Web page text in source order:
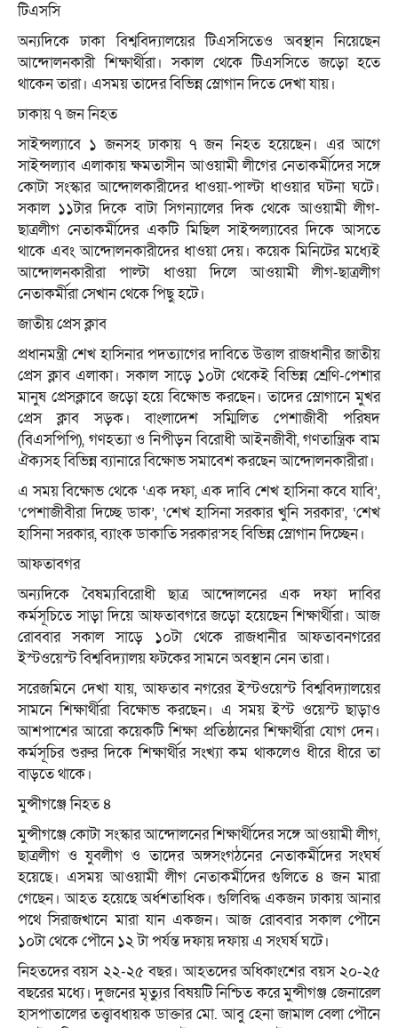
টিএসসি
অন্যদিকে ঢাকা বিশ্ববিদ্যালয়ের টিএসসিতেও অবস্থান নিয়েছেন
আন্দোলনকারী শিক্ষার্থীরা। সকাল থেকে টিএসসিতে জড়ো হতে
থাকেন তারা। এসময় তাদের বিভিন্ন স্লোগান দিতে দেখা যায়।
ঢাকায় ৭ জন নিহত
সাইন্সল্যাবে ১ জনসহ ঢাকায় ৭ জন নিহত হয়েছেন। এর আগে
সাইন্সল্যাব এলাকায় ক্ষমতাসীন আওয়ামী লীগের নেতাকর্মীদের সঙ্গে
কোটা সংস্কার আন্দোলকারীদের ধাওয়া-পাল্টা ধাওয়ার ঘটনা ঘটে।
সকাল ১১টার দিকে বাটা সিগন্যালের দিক থেকে আওয়ামী লীগ-
ছাত্রলীগ নেতাকর্মীদের একটি মিছিল সাইন্সল্যাবের দিকে আসতে
থাকে এবং আন্দোলনকারীদের ধাওয়া দেয়। কয়েক মিনিটের মধ্যেই
আন্দোলনকারীরা পাল্টা ধাওয়া দিলে আওয়ামী লীগ-ছাত্রলীগ
নেতাকর্মীরা সেখান থেকে পিছু হটে।
জাতীয় প্রেস ক্লাব
প্রধানমন্ত্রী শেখ হাসিনার পদত্যাগের দাবিতে উত্তাল রাজধানীর জাতীয়
প্রেস ক্লাব এলাকা। সকাল সাড়ে ১০টা থেকেই বিভিন্ন শ্রেণি-পেশার
মানুষ প্রেসক্লাবে জড়ো হয়ে বিক্ষোভ করছেন। তাদের স্লোগানে মুখর
প্রেস ক্লাব সড়ক। বাংলাদেশ সম্মিলিত পেশাজীবী পরিষদ
(বিএসপিপি), গণহত্যা ও নিপীড়ন বিরোধী আইনজীবী, গণতান্ত্রিক বাম
ঐক্যসহ বিভিন্ন ব্যানারে বিক্ষোভ সমাবেশ করছেন আন্দোলনকারীরা।
এ সময় বিক্ষোভ থেকে ‘এক দফা, এক দাবি শেখ হাসিনা কবে যাবি’,
‘পেশাজীবীরা দিচ্ছে ডাক’, ‘শেখ হাসিনা সরকার খুনি সরকার’, ‘শেখ
হাসিনা সরকার, ব্যাংক ডাকাতি সরকার’সহ বিভিন্ন স্লোগান দিচ্ছেন।
আফতাবগর
অন্যদিকে বৈষম‌্যবি‌রো‌ধী ছাত্র আন্দোল‌নের এক দফা দা‌বির
কর্মসূ‌চি‌তে সাড়া দি‌য়ে আফতাবগরে জড়ো হ‌য়ে‌ছেন শিক্ষার্থীরা। আজ
রোববার সকাল সা‌ড়ে ১০টা থে‌কে রাজধানীর আফতাবনগ‌রের
ইস্টও‌য়েস্ট বিশ্ব‌বিদ‌্যালয় ফট‌কের সা‌মনে অবস্থান নেন তারা।
স‌রেজ‌মি‌নে দেখা যায়, আফতাব নগ‌রের ইস্টও‌য়েস্ট বিশ্ব‌বিদ‌্যাল‌য়ের
সাম‌নে শিক্ষার্থীরা বি‌ক্ষোভ কর‌ছেন। এ সময় ইস্ট ওয়েস্ট ছাড়াও
আশপা‌শের আরো ক‌য়েক‌টি শিক্ষা প্রতিষ্ঠা‌নের শিক্ষার্থীরা যোগ দেন।
কর্মসূ‌চির শুরুর দি‌কে শিক্ষার্থীর সংখ‌্যা কম থাক‌লেও ধী‌রে ধী‌রে তা
বাড়‌তে থা‌কে।
মুন্সীগঞ্জে নিহত ৪
মুন্সীগঞ্জে কোটা সংস্কার আন্দোলনের শিক্ষার্থীদের সঙ্গে আওয়ামী লীগ,
ছাত্রলীগ ও যুবলীগ ও তাদের অঙ্গসংগঠনের নেতাকর্মীদের সংঘর্ষ
হয়েছে। এসময় আওয়ামী লীগ নেতাকর্মীদের গুলিতে ৪ জন মারা
গেছেন। আহত হয়েছে অর্ধশতাধিক। গুলিবিদ্ধ একজন ঢাকায় আনার
পথে সিরাজখানে মারা যান একজন। আজ রোববার সকাল পৌনে
১০টা থেকে পৌনে ১২ টা পর্যন্ত দফায় দফায় এ সংঘর্ষ ঘটে।
নিহতদের বয়স ২২-২৫ বছর। আহতদের অধিকাংশের বয়স ২০-২৫
বছরের মধ্যে। দুজনের মৃত্যুর বিষয়টি নিশ্চিত করে মুন্সীগঞ্জ জেনারেল
হাসপাতালের তত্ত্বাবধায়ক ডাক্তার মো. আবু হেনা জামাল বেলা পৌনে